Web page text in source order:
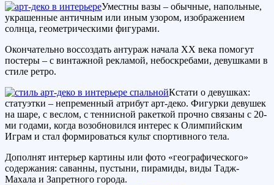
Уместны вазы – обычные, напольные,
украшенные античным или иным узором, изображением
солнца, геометрическими фигурами.
Окончательно воссоздать антураж начала ХХ века помогут
постеры – с винтажной рекламой, небоскребами, девушками в
стиле ретро.
Кстати о девушках:
статуэтки – непременный атрибут арт-деко. Фигурки девушек
на шаре, с веслом, с теннисной ракеткой прочно связаны с 20-
ми годами, когда возобновился интерес к Олимпийским
Играм и стал формироваться культ спортивного тела.
Дополнят интерьер картины или фото «географического»
содержания: саванны, пустыни, пирамиды, виды Тадж-
Махала и Запретного города.